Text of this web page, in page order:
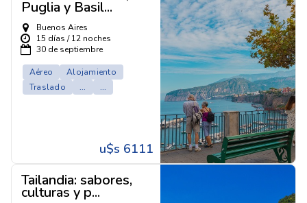
Puglia y Basil...
Buenos Aires
15 días / 12 noches
30 de septiembre
Aéreo
Alojamiento
Traslado
... ...
u$s 6111
Tailandia: sabores,
culturas y p...